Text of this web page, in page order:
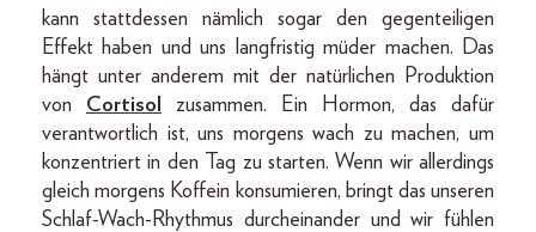
kann stattdessen nämlich sogar den gegenteiligen
Effekt haben und uns langfristig müder machen. Das
hängt unter anderem mit der natürlichen Produktion
von Cortisol
zusammen. Ein Hormon, das dafür
verantwortlich ist, uns morgens wach zu machen, um
konzentriert in den Tag zu starten. Wenn wir allerdings
gleich morgens Koffein konsumieren, bringt das unseren
Schlaf-Wach-Rhythmus durcheinander und wir fühlen